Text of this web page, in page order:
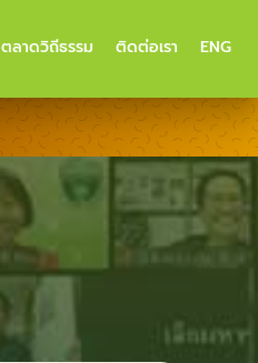
ตลาดวิถีธรรม ติดต่อเรา ENG